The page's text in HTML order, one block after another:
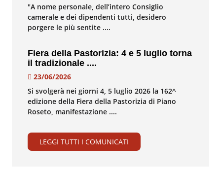
"A nome personale, dell’intero Consiglio
camerale e dei dipendenti tutti, desidero
porgere le più sentite ....
Fiera della Pastorizia: 4 e 5 luglio torna
il tradizionale ....
23/06/2026
Si svolgerà nei giorni 4, 5 luglio 2026 la 162^
edizione della Fiera della Pastorizia di Piano
Roseto, manifestazione ....
LEGGI TUTTI I COMUNICATI